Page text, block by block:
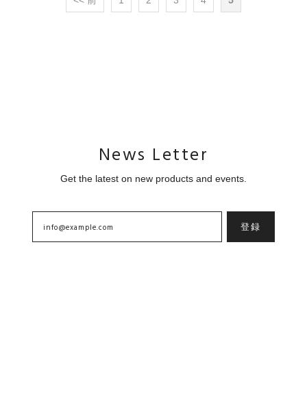
News Letter
Get the latest on new products and events.
登録